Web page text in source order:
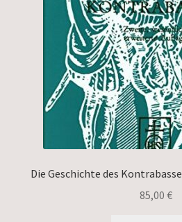
Die Geschichte des
85,00 €